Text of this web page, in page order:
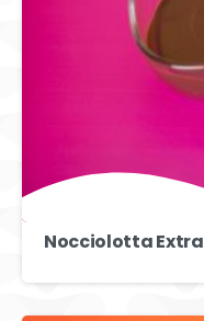
Nocciolotta Extra